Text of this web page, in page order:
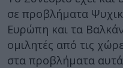
σε προβλήματα
Ευρώπη και τα
ομιλητές από τις
στα προβλήματα